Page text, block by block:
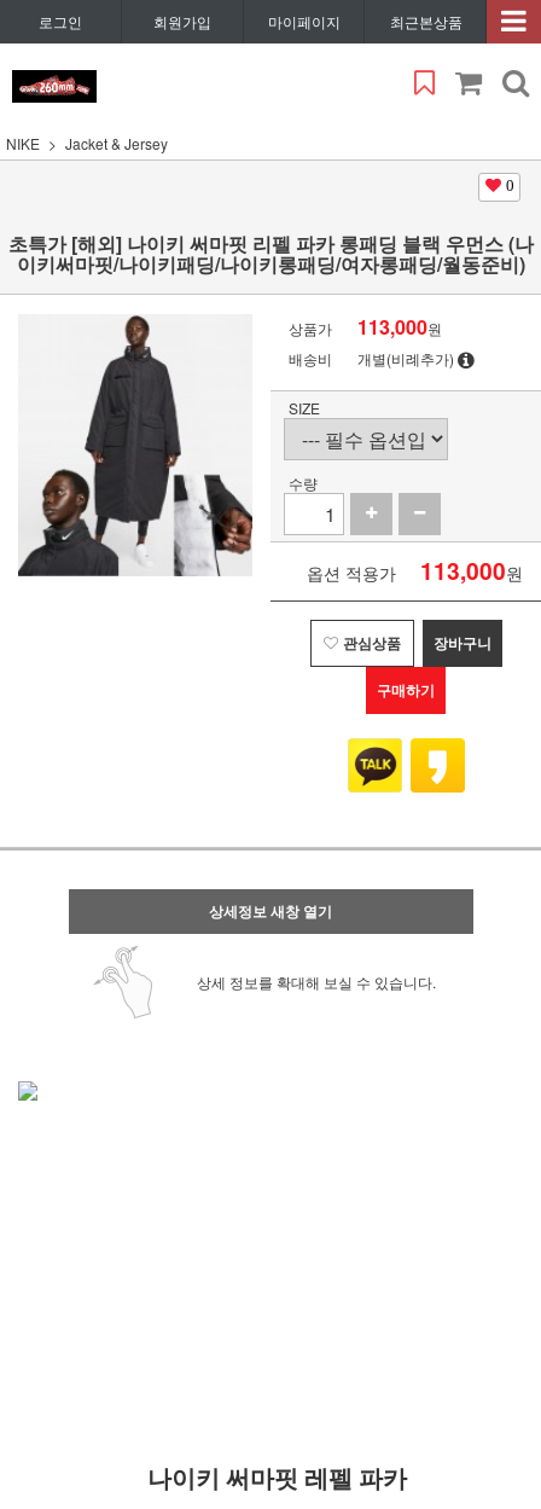
로그인 회원가입 마이페이지 최근본상품
NIKE Jacket & Jersey
0
초특가 [해외] 나이키 써마핏 리펠 파카 롱패딩 블랙 우먼스 (나
이키써마핏/나이키패딩/나이키롱패딩/여자롱패딩/월동준비)
상품가 113,000원
배송비
개별(비례추가)
SIZE
수량
옵션 적용가 113,000원
관심상품 장바구니
구매하기
상세정보 새창 열기
상세 정보를 확대해 보실 수 있습니다.
나이키 써마핏 레펠 파카